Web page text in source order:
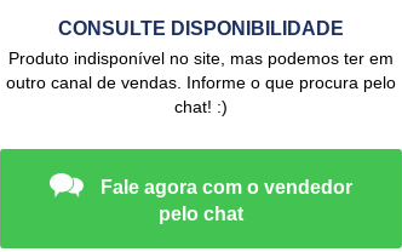
CONSULTE DISPONIBILIDADE
Produto indisponível no site, mas podemos ter em
outro canal de vendas. Informe o que procura pelo
chat! :)